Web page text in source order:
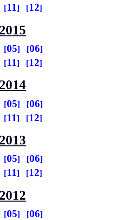
11 12
2015
05
06
11 12
2014
05
06
11 12
2013
05
06
11 12
2012
05
06